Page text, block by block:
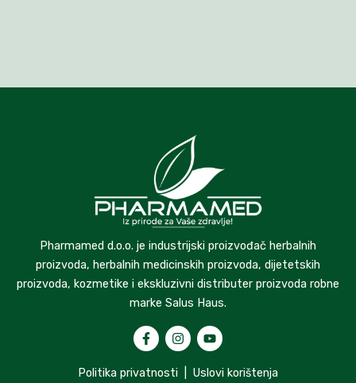
Pharmamed d.o.o. je industrijski proizvođač herbalnih
proizvoda, herbalnih medicinskih proizvoda, dijetetskih
proizvoda, kozmetike i ekskluzivni distributer proizvoda robne
marke Salus Haus.
Politika privatnosti Uslovi korištenja